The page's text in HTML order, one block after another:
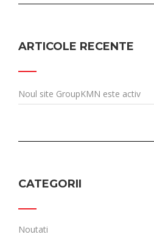
ARTICOLE RECENTE
Noul site GroupKMN este activ
CATEGORII
Noutati